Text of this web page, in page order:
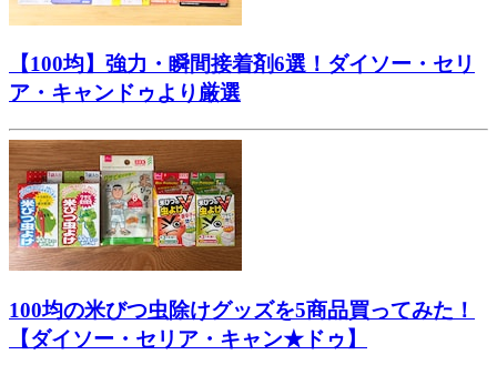
【100均】強力・瞬間接着剤6選！ダイソー・セリ
ア・キャンドゥより厳選
100均の米びつ虫除けグッズを5商品買ってみた！
【ダイソー・セリア・キャン★ドゥ】